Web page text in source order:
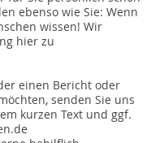
ebenso wie Sie: Wenn
wissen! Wir
hier zu
einen Bericht oder
senden Sie uns
kurzen Text und ggf.